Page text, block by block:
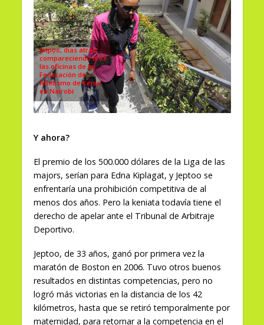
Jetpoo, dias atrás,
compareciendo ante
las oficinas de la
Federación de
Atletismo de Kenia,
en Nairobi
Y ahora?
El premio de los 500.000 dólares de la Liga de las
majors, serían para Edna Kiplagat, y Jeptoo se
enfrentaría una prohibición competitiva de al
menos dos años. Pero la keniata todavía tiene el
derecho de apelar ante el Tribunal de Arbitraje
Deportivo.
Jeptoo, de 33 años, ganó por primera vez la
maratón de Boston en 2006. Tuvo otros buenos
resultados en distintas competencias, pero no
logró más victorias en la distancia de los 42
kilómetros, hasta que se retiró temporalmente por
maternidad, para retornar a la competencia en el